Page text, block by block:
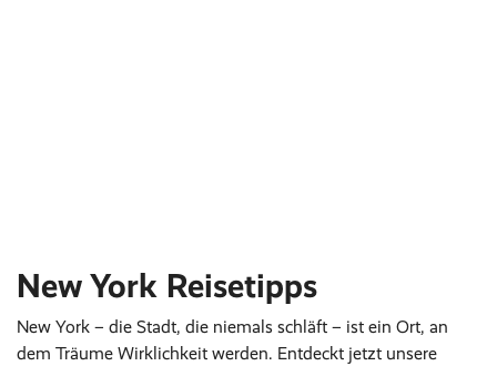
New York Reisetipps
New York – die Stadt, die niemals schläft – ist ein Ort, an
dem Träume Wirklichkeit werden. Entdeckt jetzt unsere